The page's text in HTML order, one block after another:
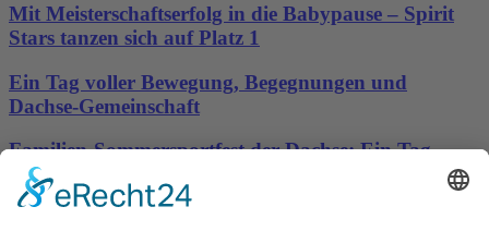
Mit Meisterschaftserfolg in die Babypause – Spirit
Stars tanzen sich auf Platz 1
Ein Tag voller Bewegung, Begegnungen und
Dachse-Gemeinschaft
Familien-Sommersportfest der Dachse: Ein Tag
voller Bewegung, Spaß und Gemeinschaft